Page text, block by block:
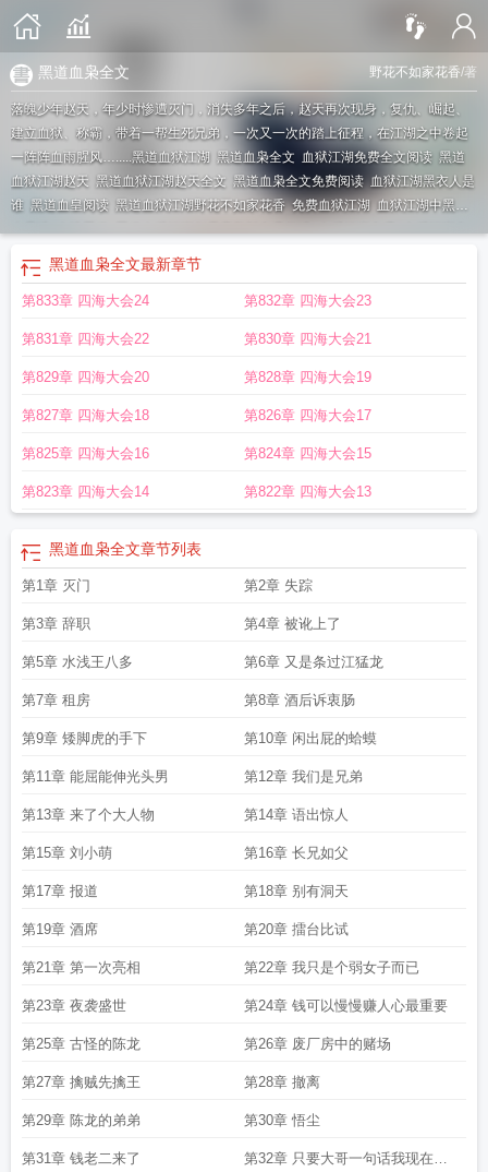
野花不如家花香/著
黑道血枭全文
落魄少年赵天，年少时惨遭灭门，消失多年之后，赵天再次现身，复仇、崛起、
建立血狱、称霸，带着一帮生死兄弟，一次又一次的踏上征程，在江湖之中卷起
一阵阵血雨腥风….....黑道血狱江湖 黑道血枭全文 血狱江湖免费全文阅读 黑道
血狱江湖赵天 黑道血狱江湖赵天全文 黑道血枭全文免费阅读 血狱江湖黑衣人是
谁 黑道血皇阅读 黑道血狱江湖野花不如家花香免费血狱江湖
血狱江湖中黑衣
黑道血狱江湖百寡妇身世解析
读 黑道血狱江湖全文免费阅读最新章节更新
湖 黑衣人 黑道血枭全文免费阅读无弹窗狱血江湖免费阅读黑道血狱江湖林
黑道血枭全文最新章节
第833章 四海大会24 第832章 四海大会23
第831章 四海大会22 第830章 四海大会21
第829章 四海大会20 第828章 四海大会19
第827章 四海大会18 第826章 四海大会17
第825章 四海大会16 第824章 四海大会15
第823章 四海大会14 第822章 四海大会13
黑道血枭全文章节列表
第1章 灭门 第2章 失踪
第3章 辞职 第4章 被讹上了
第5章 水浅王八多 第6章 又是条过江猛龙
第7章 租房 第8章 酒后诉衷肠
第9章 矮脚虎的手下 第10章 闲出屁的蛤蟆
第11章 能屈能伸光头男 第12章 我们是兄弟
第13章 来了个大人物 第14章 语出惊人
第15章 刘小萌 第16章 长兄如父
第17章 报道 第18章 别有洞天
第19章 酒席 第20章 擂台比试
第21章 第一次亮相 第22章 我只是个弱女子而已
第23章 夜袭盛世 第24章 钱可以慢慢赚人心最重要
第25章 古怪的陈龙 第26章 废厂房中的赌场
第27章 擒贼先擒王 第28章 撤离
第29章 陈龙的弟弟 第30章 悟尘
第31章 钱老二来了 第32章 只要大哥一句话我现在就